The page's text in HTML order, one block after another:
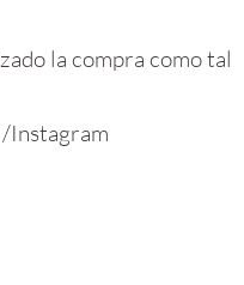
la compra como tal
Instagram